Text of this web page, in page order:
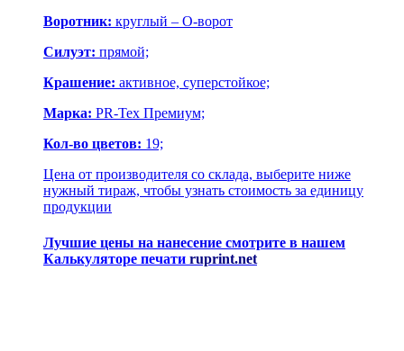
Воротник: круглый – О-ворот
Силуэт: прямой;
Крашение: активное, суперстойкое;
Марка: PR-Tex Премиум;
Кол-во цветов: 19;
Цена от производителя со склада, выберите ниже
нужный тираж, чтобы узнать стоимость за единицу
продукции
Лучшие цены на нанесение смотрите в нашем
Калькуляторе печати ruprint.net